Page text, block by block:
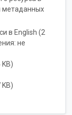
метаданных
в English (2
не
KB)
KB)